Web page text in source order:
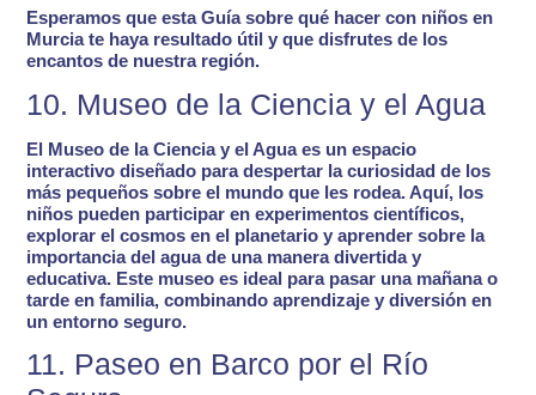
Esperamos que estaGuía sobre qué hacer con niños en
Murciate haya resultado útil y que disfrutes de los
encantos de nuestra región.
10. Museo de la Ciencia y el Agua
El Museo de la Ciencia y el Agua es unespacio
interactivo diseñado para despertar la curiosidad de los
más pequeñossobre el mundo que les rodea. Aquí, los
niños pueden participar en experimentos científicos,
explorar el cosmos en el planetario y aprender sobre la
importancia del agua de una manera divertida y
educativa. Este museo es ideal para pasar una mañana o
tarde en familia, combinando aprendizaje y diversión en
un entorno seguro.
11. Paseo en Barco por el Río